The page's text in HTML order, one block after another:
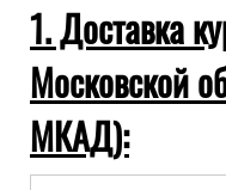
1. Доставка
Московской
МКАД):